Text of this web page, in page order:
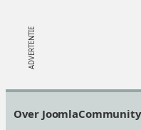
Over